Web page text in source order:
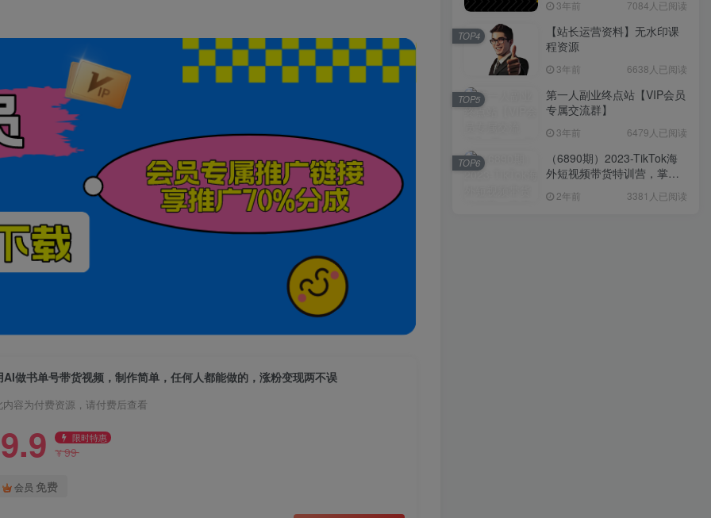
AI做书单号带货视频，制作简单，任何人都能做的，涨粉变现两不误
内容为付费资源，请付费后查看
9.9 限时特惠
¥99
会员 免费
3年前 7084人已阅读
【站长运营资料】无水印课
程资源
3年前 6638人已阅读
TOP4
第一人副业终点站【VIP会员
专属交流群】
3年前 6479人已阅读
TOP5
（6890期）2023-TikTok海
外短视频带货特训营，掌握
（60节课）
2年前 3381人已阅读
TOP6